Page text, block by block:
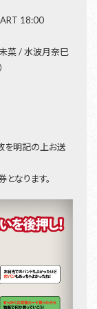
18:00
菜 / 水波月奈巳
を明記の上お送
なります。